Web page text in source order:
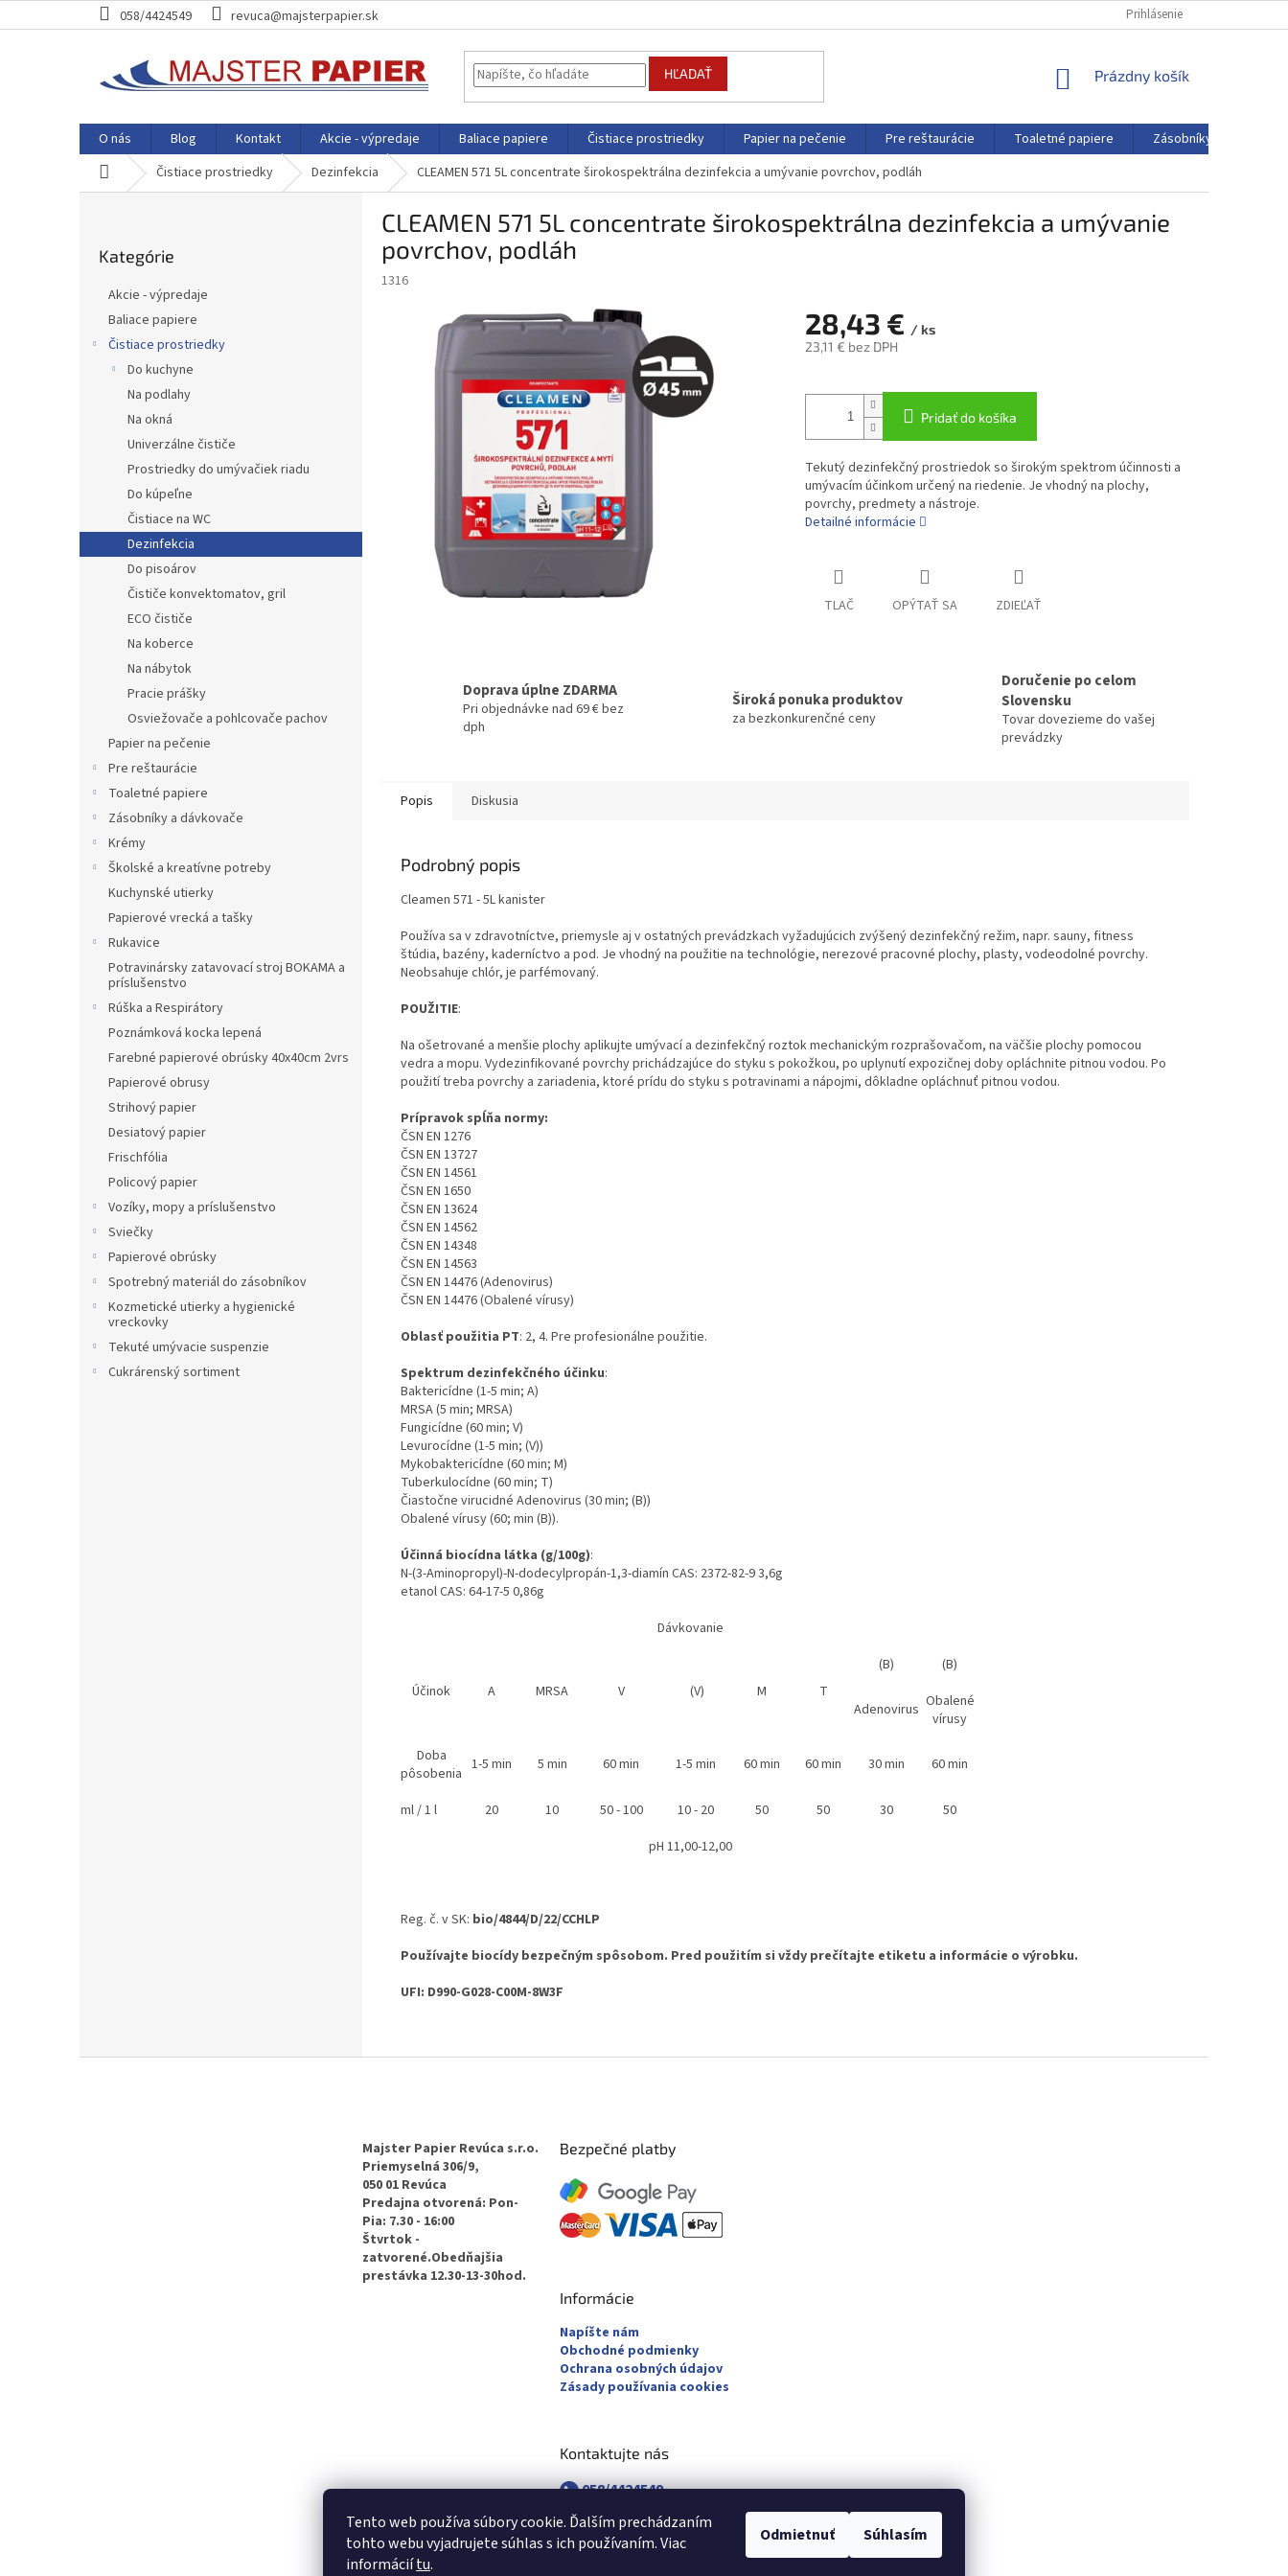
Tento web používa súbory cookie. Ďalším prechádzaním
tohto webu vyjadrujete súhlas s ich používaním. Viac
informáciítu.
Odmietnuť Súhlasím
na
058/4424549 revuca@majsterpapier.sk Prihlásenie
HĽADAŤ
NÁKUPNÝ
Prázdny košík
O nás Blog Kontakt Akcie - výpredaje Baliace papiere Čistiace prostriedky Papier na pečenie Pre reštaurácie Toaletné papiere
Zásobníky a dávkovače
DomovČistiace prostriedky Dezinfekcia CLEAMEN 571 5L concentrate širokospektrálna dezinfekcia a umývanie povrchov, podláh
kategórie
Kategórie
Akcie - výpredaje
Baliace papiere
Čistiace prostriedky
Do kuchyne
Na podlahy
Na okná
Univerzálne čističe
Prostriedky do umývačiek riadu
Do kúpeľne
Čistiace na WC
Dezinfekcia
Do pisoárov
Čističe konvektomatov, gril
ECO čističe
Na koberce
Na nábytok
Pracie prášky
Osviežovače a pohlcovače pachov
Papier na pečenie
Pre reštaurácie
Toaletné papiere
Zásobníky a dávkovače
Krémy
Školské a kreatívne potreby
Kuchynské utierky
Papierové vrecká a tašky
Rukavice
Potravinársky zatavovací stroj BOKAMA a
príslušenstvo
Rúška a Respirátory
Poznámková kocka lepená
Farebné papierové obrúsky 40x40cm 2vrs
Papierové obrusy
Strihový papier
Desiatový papier
Frischfólia
Policový papier
Vozíky, mopy a príslušenstvo
Sviečky
Papierové obrúsky
Spotrebný materiál do zásobníkov
Kozmetické utierky a hygienické
vreckovky
Tekuté umývacie suspenzie
Cukrárenský sortiment
CLEAMEN 571 5L concentrate širokospektrálna dezinfekcia a umývanie
povrchov, podláh
1316
28,43 € / ks
23,11 € bez DPH
cena:
Pridať do košíka
Tekutý dezinfekčný prostriedok so širokým spektrom účinnosti a
umývacím účinkom určený na riedenie. Je vhodný na plochy,
povrchy, predmety a nástroje.
Detailné informácie
TLAČ OPÝTAŤ SA ZDIEĽAŤ
Doprava úplne ZDARMA
Pri objednávke nad 69 € bez
dph
Široká ponuka produktov
za bezkonkurenčné ceny
Doručenie po celom
Slovensku
Tovar dovezieme do vašej
prevádzky
Popis Diskusia
Podrobný popis
Cleamen 571 - 5L kanister
Používa sa v zdravotníctve, priemysle aj v ostatných prevádzkach vyžadujúcich zvýšený dezinfekčný režim, napr. sauny, fitness
štúdia, bazény, kaderníctvo a pod. Je vhodný na použitie na technológie, nerezové pracovné plochy, plasty, vodeodolné povrchy.
Neobsahuje chlór, je parfémovaný.
POUŽITIE:
Na ošetrované a menšie plochy aplikujte umývací a dezinfekčný roztok mechanickým rozprašovačom, na väčšie plochy pomocou
vedra a mopu. Vydezinfikované povrchy prichádzajúce do styku s pokožkou, po uplynutí expozičnej doby opláchnite pitnou vodou. Po
použití treba povrchy a zariadenia, ktoré prídu do styku s potravinami a nápojmi, dôkladne opláchnuť pitnou vodou.
Prípravok spĺňa normy:
ČSN EN 1276
ČSN EN 13727
ČSN EN 14561
ČSN EN 1650
ČSN EN 13624
ČSN EN 14562
ČSN EN 14348
ČSN EN 14563
ČSN EN 14476 (Adenovirus)
ČSN EN 14476 (Obalené vírusy)
Oblasť použitia PT: 2, 4. Pre profesionálne použitie.
Spektrum dezinfekčného účinku:
Baktericídne (1-5 min; A)
MRSA (5 min; MRSA)
Fungicídne (60 min; V)
Levurocídne (1-5 min; (V))
Mykobaktericídne (60 min; M)
Tuberkulocídne (60 min; T)
Čiastočne virucidné Adenovirus (30 min; (B))
Obalené vírusy (60; min (B)).
Účinná biocídna látka (g/100g):
N-(3-Aminopropyl)-N-dodecylpropán-1,3-diamín CAS: 2372-82-9 3,6g
etanol CAS: 64-17-5 0,86g
Dávkovanie
Účinok A MRSA V (V) M T
(B) (B)
Adenovirus Obalené
vírusy
Doba
pôsobenia 1-5 min 5 min 60 min 1-5 min 60 min 60 min 30 min 60 min
ml / 1 l 20 10 50 - 100 10 - 20 50 50 30
50
pH 11,00-12,00
Reg. č. v SK: bio/4844/D/22/CCHLP
Používajte biocídy bezpečným spôsobom. Pred použitím si vždy prečítajte etiketu a informácie o výrobku.
UFI: D990-G028-C00M-8W3F
Majster Papier Revúca s.r.o.
Priemyselná 306/9,
050 01 Revúca
Predajna otvorená: Pon-
Pia: 7.30 - 16:00
Štvrtok -
zatvorené.Obedňajšia
prestávka 12.30-13-30hod.
Bezpečné platby
Informácie
Napíšte nám
Obchodné podmienky
Ochrana osobných údajov
Zásady používania cookies
Kontaktujte nás
058/4424549
058/4882830
revuca@majsterpapier.sk